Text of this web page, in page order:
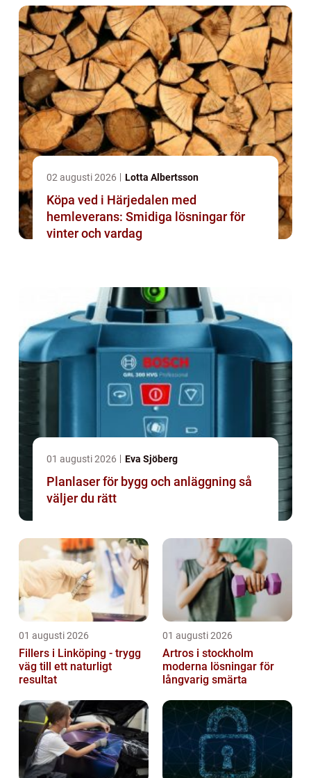
02 augusti 2026 Lotta Albertsson
Köpa ved i Härjedalen med
hemleverans: Smidiga lösningar för
vinter och vardag
01 augusti 2026 Eva Sjöberg
Planlaser för bygg och anläggning så
väljer du rätt
01 augusti 2026
Fillers i Linköping - trygg
väg till ett naturligt
resultat
01 augusti 2026
Artros i stockholm
moderna lösningar för
långvarig smärta